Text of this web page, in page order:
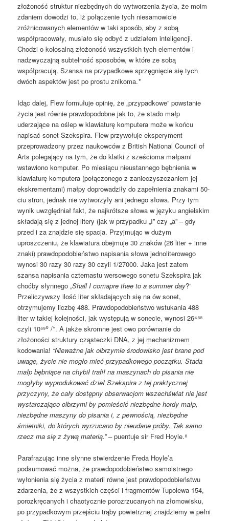
złożoność struktur niezbędnych do wytworzenia życia, że moim
zdaniem dowodzi to, iż połączenie tych niesamowicie
zróżnicowanych elementów w taki sposób, aby z sobą
współpracowały, musiało się odbyć z udziałem inteligencji.
Chodzi o kolosalną złożoność wszystkich tych elementów i
nadzwyczajną subtelność sposobów, w które ze sobą
współpracują. Szansa na przypadkowe sprzęgnięcie się tych
dwóch aspektów jest po prostu znikoma.*
Idąc dalej, Flew formułuje opinię, że „przypadkowe” powstanie
życia jest równie prawdopodobne jak to, że stado małp
uderzające na oślep w klawiaturę komputera może w końcu
napisać sonet Szekspira. Flew przywołuje eksperyment
przeprowadzony przez naukowców z British National Council of
Arts polegający na tym, że do klatki z sześcioma małpami
wstawiono komputer. Po miesiącu nieustannego bębnienia w
klawiaturę komputera (połączonego z zanieczyszczaniem jej
ekskrementami) małpy doprowadziły do zapełnienia znakami 50-
ciu stron, jednak nie wytworzyły ani jednego słowa. Przy tym
wynik uwzględniał fakt, że najkrótsze słowa w języku angielskim
składają się z jednej litery (jak w przypadku „I” czy „a” – gdy
przed i za znajdzie się spacja. Przyjmując w dużym
uproszczeniu, że klawiatura obejmuje 30 znaków (26 liter + inne
znaki) prawdopodobieństwo napisania słowa jednoliterowego
wynosi 30 razy 30 razy 30 czyli 1/27000. Jaka jest zatem
szansa napisania czternastu wersowego sonetu Szekspira jak
choćby słynnego „Shall I comapre thee to a summer day?”
Przeliczywszy ilość liter składających się na ów sonet,
otrzymujemy liczbę 488. Prawdopodobieństwo wstukania 488
liter w takiej kolejności, jak występują w sonecie, wynosi 26⁴⁸⁸
czyli 10⁶⁹⁰ /*. A jakże skromne jest owo porównanie do
złożoności struktury cząsteczki DNA, z jej mechanizmem
kodowania! “Nieważne jak olbrzymie środowisko jest brane pod
uwagę, życie nie mogło mieć przypadkowego początku. Stada
małp bębniące na chybił trafił na maszynach do pisania nie
mogłyby wyprodukować dzieł Szekspira z tej praktycznej
przyczyny, że cały dostępny obserwacjom wszechświat nie jest
wystarczająco olbrzymi by pomieścić niezbędne hordy małp,
niezbędne maszyny do pisania i, z pewnością, niezbędne
śmietniki, do których wyrzucano by nieudane próby. Tak samo
rzecz ma się z żywą materią.”– puentuje sir Fred Hoyle.⁸
Parafrazując inne słynne stwierdzenie Freda Hoyle’a
podsumować można, że prawdopodobieństwo samoistnego
wyłonienia się życia z materii równe jest prawdopodobieństwu
zdarzenia, że z wszystkich części i fragmentów Tupolewa 154,
porozkręcanych i chaotycznie porozrzucanych na złomowisku,
po przypadkowym przejściu trąby powietrznej znajdziemy w pełni